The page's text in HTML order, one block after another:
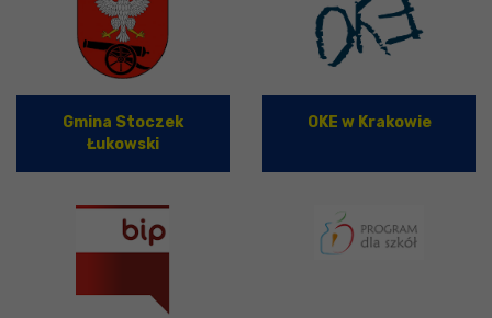
Gmina Stoczek
Łukowski
OKE w Krakowie